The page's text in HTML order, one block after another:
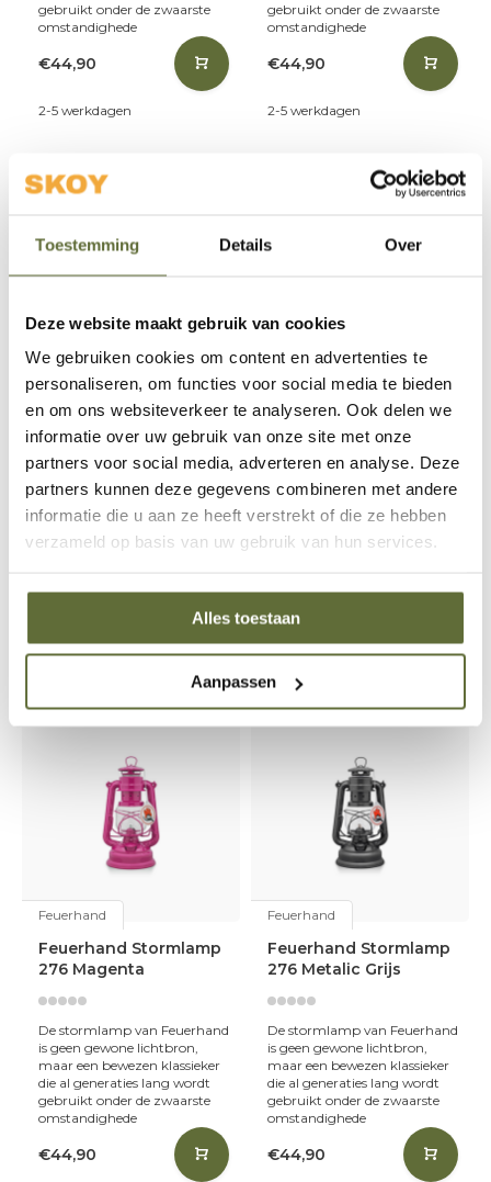
Toestemming Details Over
Deze website maakt gebruik van cookies
We gebruiken cookies om content en advertenties te
personaliseren, om functies voor social media te bieden
en om ons websiteverkeer te analyseren. Ook delen we
informatie over uw gebruik van onze site met onze
partners voor social media, adverteren en analyse. Deze
partners kunnen deze gegevens combineren met andere
informatie die u aan ze heeft verstrekt of die ze hebben
verzameld op basis van uw gebruik van hun services.
Alles toestaan
Aanpassen
gebruikt onder de zwaarste
omstandighede
€44,90
2-5 werkdagen
gebruikt onder de zwaarste
omstandighede
€44,90
2-5 werkdagen
Feuerhand
Feuerhand Stormlamp
De stormlamp van Feuerhand
maar een bewezen klassieker
die al generaties lang wordt
gebruikt onder de zwaarste
2-5 werkdagen
Feuerhand Stormlamp
276 Licht Groen
De stormlamp van Feuerhand
maar een bewezen klassieker
die al generaties lang wordt
€44,90
2-5 werkdagen
Feuerhand
Feuerhand Stormlamp
276 Magenta
De stormlamp van Feuerhand
is geen gewone lichtbron,
maar een bewezen klassieker
die al generaties lang wordt
gebruikt onder de zwaarste
omstandighede
€44,90
Feuerhand
Feuerhand Stormlamp
276 Metalic Grijs
De stormlamp van Feuerhand
is geen gewone lichtbron,
maar een bewezen klassieker
die al generaties lang wordt
gebruikt onder de zwaarste
omstandighede
€44,90